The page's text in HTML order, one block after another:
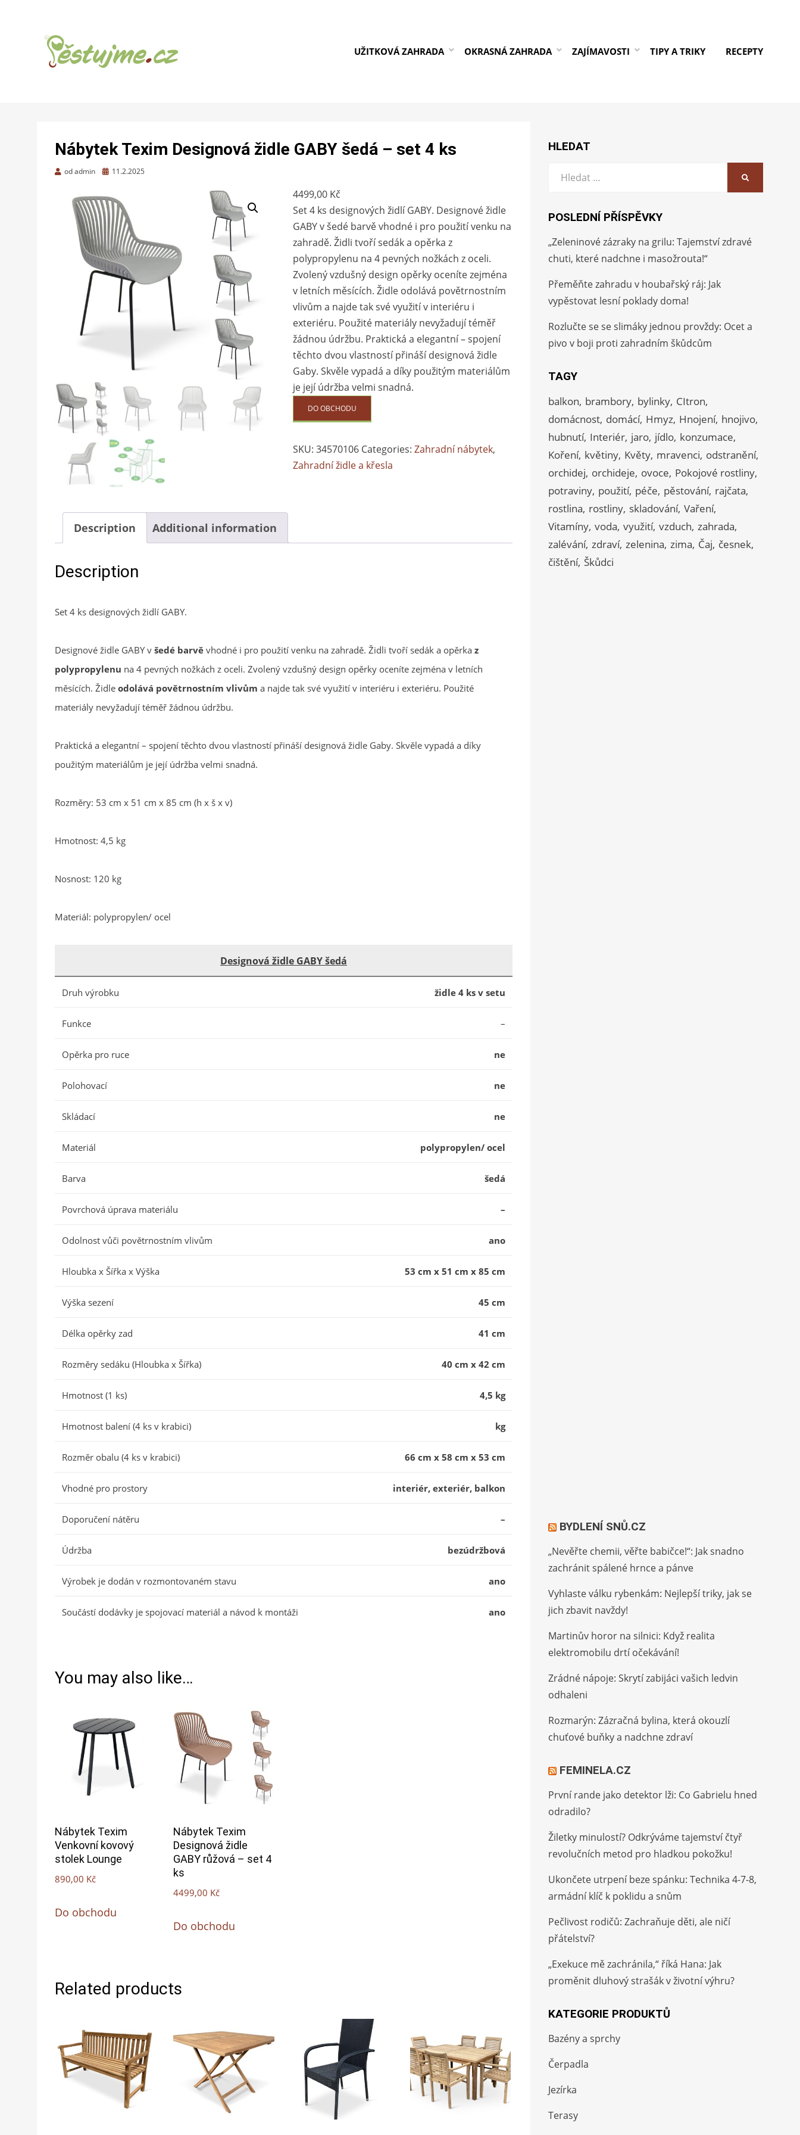
PRO ZAHRADU
UŽITKOVÁ ZAHRADA OKRASNÁ ZAHRADA ZAJÍMAVOSTI TIPY A TRIKY RECEPTY
Nábytek Texim Designová židle GABY šedá – set 4 ks
odadmin
Zveřejněno
11.2.2025
4499,00 Kč
Set 4 ks designových židlí GABY. Designové židle
GABY v šedé barvě vhodné i pro použití venku na
zahradě. Židli tvoří sedák a opěrka z
polypropylenu na 4 pevných nožkách z oceli.
Zvolený vzdušný design opěrky oceníte zejména
v letních měsících. Židle odolává povětrnostním
vlivům a najde tak své využití v interiéru i
exteriéru. Použité materiály nevyžadují téměř
žádnou údržbu. Praktická a elegantní – spojení
těchto dvou vlastností přináší designová židle
Gaby. Skvěle vypadá a díky použitým materiálům
je její údržba velmi snadná.
DO OBCHODU
SKU:34570106 Categories:Zahradní nábytek,
Zahradní židle a křesla
Description Additional information
Description
Set 4 ks designových židlí GABY.
Designové židle GABY v šedé barvě vhodné i pro použití venku na zahradě. Židli tvoří sedák a opěrka z
polypropylenu na 4 pevných nožkách z oceli. Zvolený vzdušný design opěrky oceníte zejména v letních
měsících. Židle odolává povětrnostním vlivům a najde tak své využití v interiéru i exteriéru. Použité
materiály nevyžadují téměř žádnou údržbu.
Praktická a elegantní – spojení těchto dvou vlastností přináší designová židle Gaby. Skvěle vypadá a díky
použitým materiálům je její údržba velmi snadná.
Rozměry: 53 cm x 51 cm x 85 cm (h x š x v)
Hmotnost: 4,5 kg
Nosnost: 120 kg
Materiál: polypropylen/ ocel
Designová židle GABY šedá
Druh výrobku židle 4 ks v setu
Funkce –
Opěrka pro ruce ne
Polohovací ne
Skládací ne
Materiál polypropylen/ ocel
Barva šedá
Povrchová úprava materiálu –
Odolnost vůči povětrnostním vlivům ano
Hloubka x Šířka x Výška 53 cm x 51 cm x 85 cm
Výška sezení 45 cm
Délka opěrky zad 41 cm
Rozměry sedáku (Hloubka x Šířka) 40 cm x 42 cm
Hmotnost (1 ks) 4,5 kg
Hmotnost balení (4 ks v krabici) kg
Rozměr obalu (4 ks v krabici) 66 cm x 58 cm x 53 cm
Vhodné pro prostory interiér, exteriér, balkon
Doporučení nátěru –
Údržba bezúdržbová
Výrobek je dodán v rozmontovaném stavu ano
Součástí dodávky je spojovací materiál a návod k montáži ano
You may also like…
Nábytek Texim
Venkovní kovový
stolek Lounge
890,00 Kč
Do obchodu
Nábytek Texim
Designová židle
GABY růžová – set 4
ks
4499,00 Kč
Do obchodu
Related products
HLEDAT
Vyhledat:
POSLEDNÍ PŘÍSPĚVKY
„Zeleninové zázraky na grilu: Tajemství zdravé
chuti, které nadchne i masožrouta!“
Přeměňte zahradu v houbařský ráj: Jak
vypěstovat lesní poklady doma!
Rozlučte se se slimáky jednou provždy: Ocet a
pivo v boji proti zahradním škůdcům
TAGY
balkon brambory bylinky CItron
domácnost domácí Hmyz Hnojení hnojivo
hubnutí Interiér jaro jídlo konzumace
Koření květiny Květy mravenci odstranění
orchidej orchideje ovoce Pokojové rostliny
potraviny použití péče pěstování rajčata
rostlina rostliny skladování Vaření
Vitamíny voda využití vzduch zahrada
zalévání zdraví zelenina zima Čaj česnek
čištění Škůdci
BYDLENÍ SNŮ.CZ
„Nevěřte chemii, věřte babičce!“: Jak snadno
zachránit spálené hrnce a pánve
Vyhlaste válku rybenkám: Nejlepší triky, jak se
jich zbavit navždy!
Martinův horor na silnici: Když realita
elektromobilu drtí očekávání!
Zrádné nápoje: Skrytí zabijáci vašich ledvin
odhaleni
Rozmarýn: Zázračná bylina, která okouzlí
chuťové buňky a nadchne zdraví
FEMINELA.CZ
První rande jako detektor lži: Co Gabrielu hned
odradilo?
Žiletky minulostí? Odkrýváme tajemství čtyř
revolučních metod pro hladkou pokožku!
Ukončete utrpení beze spánku: Technika 4-7-8,
armádní klíč k poklidu a snům
Pečlivost rodičů: Zachraňuje děti, ale ničí
přátelství?
„Exekuce mě zachránila,“ říká Hana: Jak
proměnit dluhový strašák v životní výhru?
KATEGORIE PRODUKTŮ
Bazény a sprchy
Čerpadla
Jezírka
Terasy